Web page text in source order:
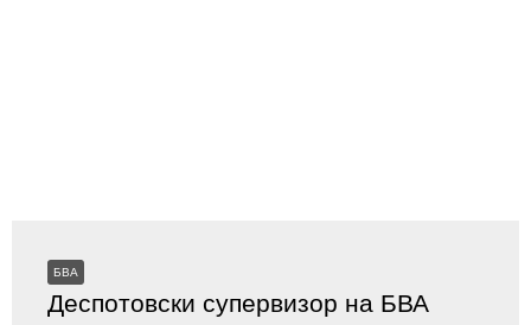
БВА
Деспотовски супервизор на БВА